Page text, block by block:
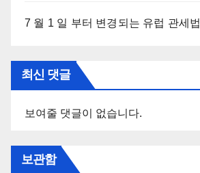
7 월 1 일 부터 변경되는 유럽 관세법
최신 댓글
보여줄 댓글이 없습니다.
보관함